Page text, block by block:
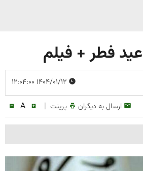
فطر + فیلم
ارسال به دیگران پرینت |
A